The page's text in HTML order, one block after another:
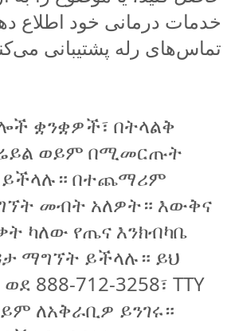
خدمات درمانی خود اطلاع
تماس‌های رله پشتیبانی
ቋንቋዎች፣ በትላልቅ
ወይም በሚመርጡት
ይችላሉ። በተጨማሪም
መብት አለዎት። እውቅና
ካለው የጤና እንክብካቤ
ማግኘት ይችላሉ። ይህ
888-712-3258፣ TTY
ለአቅራቢዎ ይንገሩ።